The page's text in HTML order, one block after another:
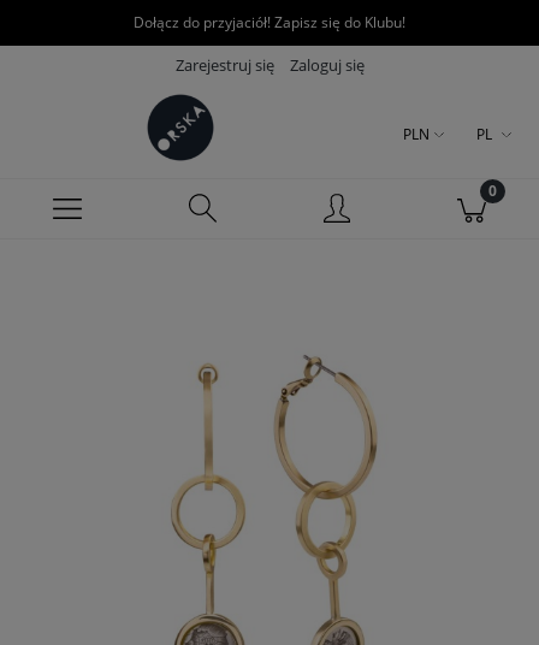
Dołącz do przyjaciół! Zapisz się do Klubu!
Zarejestruj się Zaloguj się
PLN PL